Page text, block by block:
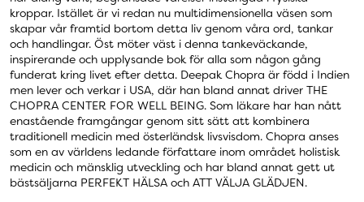
kroppar. Istället är vi redan nu multidimensionella väsen som
skapar vår framtid bortom detta liv genom våra ord, tankar
och handlingar. Öst möter väst i denna tankeväckande,
inspirerande och upplysande bok för alla som någon gång
funderat kring livet efter detta. Deepak Chopra är född i Indien
men lever och verkar i USA, där han bland annat driver THE
CHOPRA CENTER FOR WELL BEING. Som läkare har han nått
enastående framgångar genom sitt sätt att kombinera
traditionell medicin med österländsk livsvisdom. Chopra anses
som en av världens ledande författare inom området holistisk
medicin och mänsklig utveckling och har bland annat gett ut
bästsäljarna PERFEKT HÄLSA och ATT VÄLJA GLÄDJEN.